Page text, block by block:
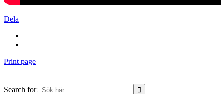
Dela
Print page
Search for: